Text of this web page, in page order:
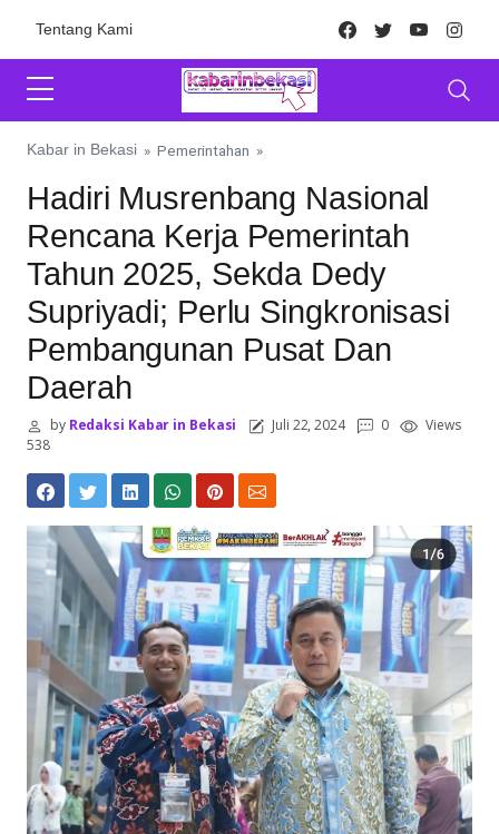
Tentang Kami Facebook
TwitterYoutube
Kabar in Bekasi » Pemerintahan »
Hadiri Musrenbang Nasional
Rencana Kerja Pemerintah
Tahun 2025, Sekda Dedy
Supriyadi; Perlu Singkronisasi
Pembangunan Pusat Dan
Daerah
byRedaksi Kabar in Bekasi Juli 22, 2024 0
Views
538